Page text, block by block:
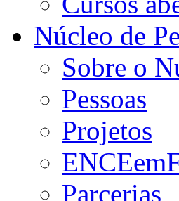
Núcleo de
Sobre o
Pessoas
Projetos
Parcerias